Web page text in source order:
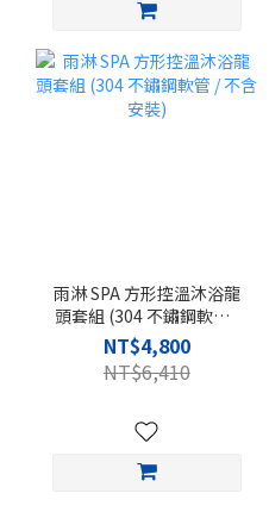
雨淋 SPA 方形控溫沐浴龍
頭套組 (304 不鏽鋼軟管 /
不含安裝)
NT$4,800
NT$6,410